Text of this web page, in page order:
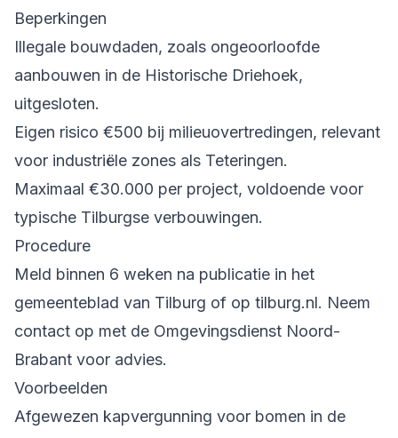
Beperkingen
Illegale bouwdaden, zoals ongeoorloofde
aanbouwen in de Historische Driehoek,
uitgesloten.
Eigen risico €500 bij milieuovertredingen, relevant
voor industriële zones als Teteringen.
Maximaal €30.000 per project, voldoende voor
typische Tilburgse verbouwingen.
Procedure
Meld binnen 6 weken na publicatie in het
gemeenteblad van Tilburg of op tilburg.nl. Neem
contact op met de Omgevingsdienst Noord-
Brabant voor advies.
Voorbeelden
Afgewezen kapvergunning voor bomen in de